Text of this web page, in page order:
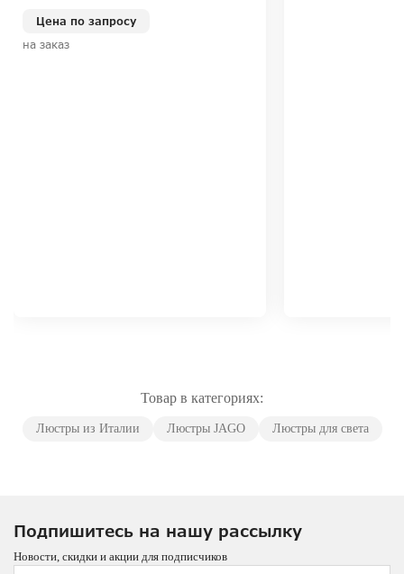
Цена по запросу
на заказ
Товар в категориях:
Люстры из Италии Люстры JAGO Люстры для света
Подпишитесь на нашу рассылку
Новости, скидки и акции для подписчиков